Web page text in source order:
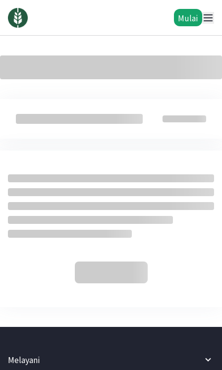
Mulai
Melayani